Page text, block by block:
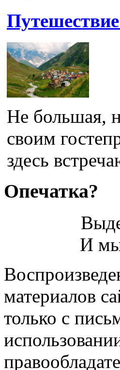
Не большая,
своим
здесь
Опечатка?
И мы
материалов
только с